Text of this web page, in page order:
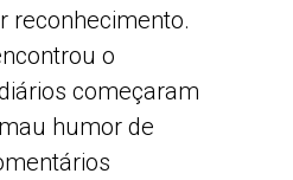
reconhecimento.
o
começaram
humor de